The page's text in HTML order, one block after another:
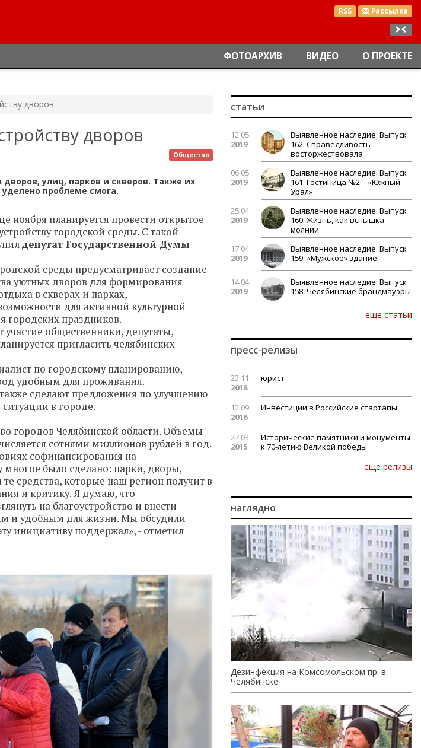
RSS Рассылка
ФОТОАРХИВ ВИДЕО О ПРОЕКТЕ
дворов
дворов
Общество
улиц, парков и скверов. Также их
проблеме смога.
ноября планируется провести открытое
городской среды. С такой
депутат Государственной Думы
среды предусматривает создание
уютных дворов для формирования
в скверах и парках,
для активной культурной
городских праздников.
общественники, депутаты,
пригласить челябинских
по городскому планированию,
удобным для проживания.
сделают предложения по улучшению
в городе.
городов Челябинской области. Объемы
сотнями миллионов рублей в год.
софинансирования на
многое было сделано: парки, дворы,
средства, которые наш регион получит в
и критику. Я думаю, что
на благоустройство и внести
и удобным для жизни. Мы обсудили
инициативу поддержал», - отметил
статьи
12.05
2019
Выявленное наследие. Выпуск
162. Справедливость
восторжествовала
06.05
2019
Выявленное наследие. Выпуск
161. Гостиница №2 – «Южный
Урал»
25.04
2019
Выявленное наследие. Выпуск
160. Жизнь, как вспышка
молнии
17.04
2019
Выявленное наследие. Выпуск
159. «Мужское» здание
14.04
2019
Выявленное наследие. Выпуск
158. Челябинские брандмауэры
еще статьи
пресс-релизы
23.11
2018
юрист
12.09
2016
Инвестиции в Российские стартапы
27.03
2015
Исторические памятники и монументы
к 70-летию Великой победы
еще релизы
наглядно
Дезинфекция на Комсомольском пр. в
Челябинске